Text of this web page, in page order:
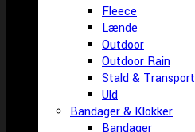
Fleece
Lænde
Outdoor
Outdoor Rain
Stald & Transport
Uld
Bandager & Klokker
Bandager